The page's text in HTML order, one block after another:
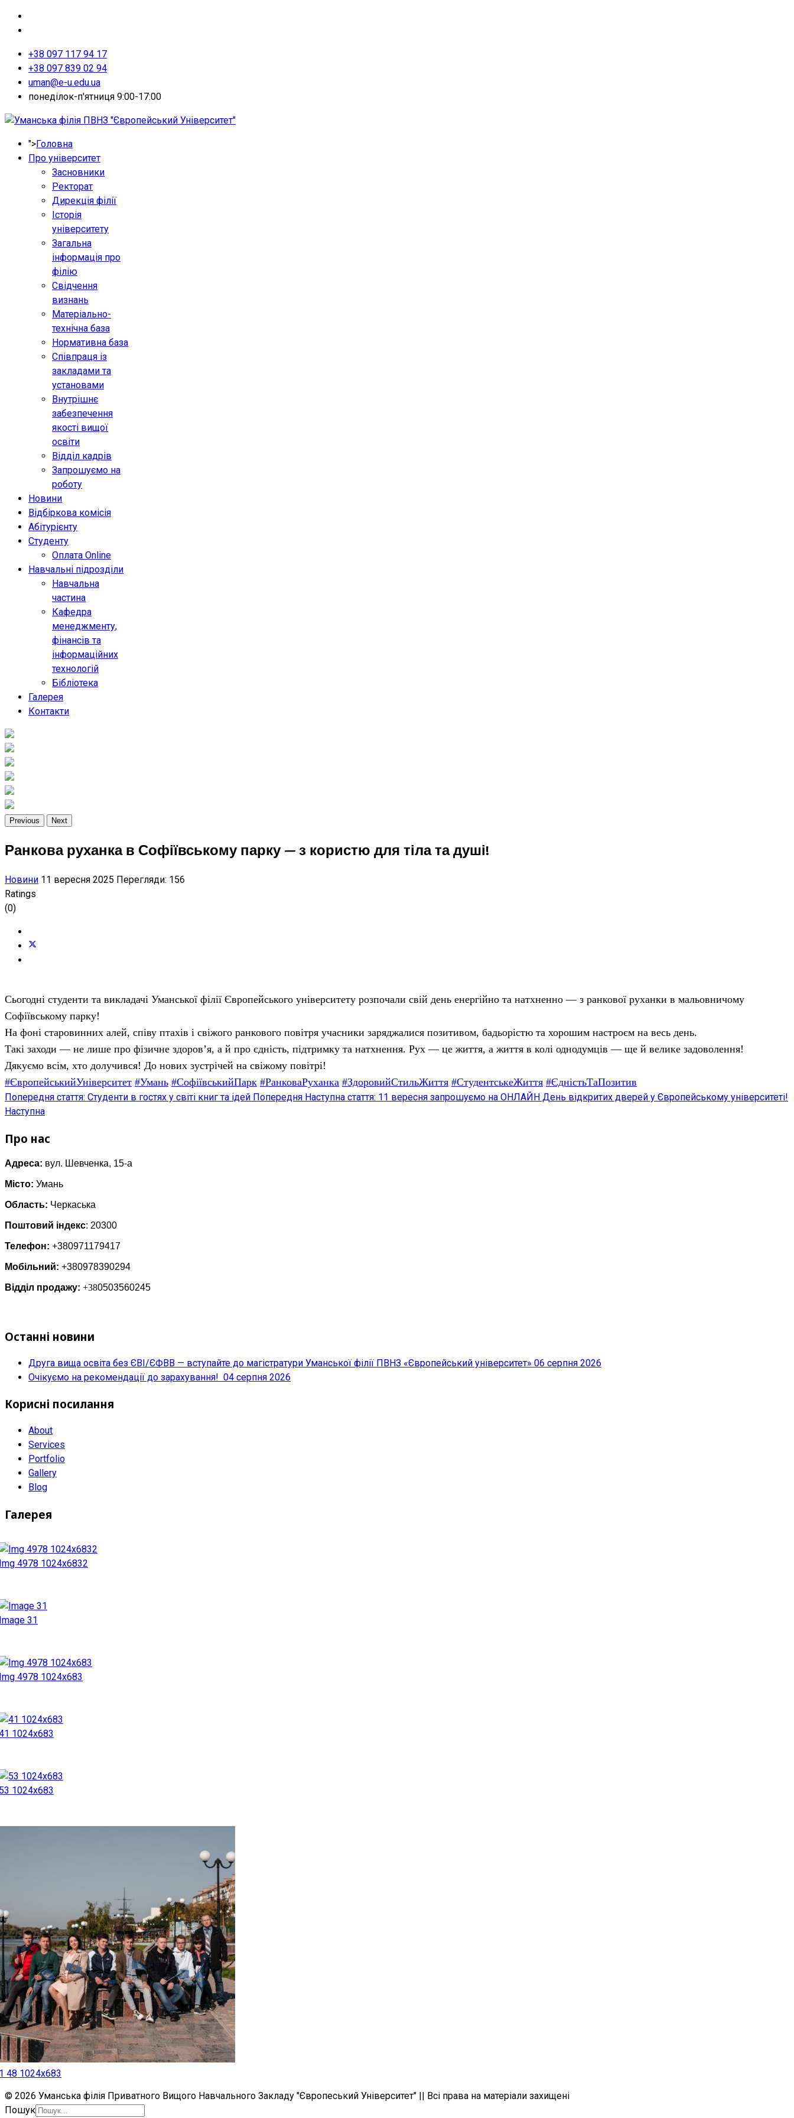
+38 097 117 94 17
+38 097 839 02 94
uman@e-u.edu.ua
понеділок-п'ятниця 9:00-17:00
">Головна
Про університет
Засновники
Ректорат
Дирекція філії
Історія
університету
Загальна
інформація про
філію
Свідчення
визнань
Матеріально-
технічна база
Нормативна база
Співпраця із
закладами та
установами
Внутрішнє
забезпечення
якості вищої
освіти
Відділ кадрів
Запрошуємо на
роботу
Новини
Відбіркова комісія
Абітурієнту
Студенту
Оплата Online
Навчальні підрозділи
Навчальна
частина
Кафедра
менеджменту,
фінансів та
інформаційних
технологій
Бібліотека
Галерея
Контакти
Previous Next
Ранкова руханка в Софіївському парку — з користю для тіла та душі!
Новини 11 вересня 2025 Перегляди: 156
Ratings
(0)
Сьогодні студенти та викладачі Уманської філії Європейського університету розпочали свій день енергійно та натхненно — з ранкової руханки в мальовничому
Софіївському парку!
На фоні старовинних алей, співу птахів і свіжого ранкового повітря учасники заряджалися позитивом, бадьорістю та хорошим настроєм на весь день.
Такі заходи — не лише про фізичне здоров’я, а й про єдність, підтримку та натхнення. Рух — це життя, а життя в колі однодумців — ще й велике задоволення!
Дякуємо всім, хто долучився! До нових зустрічей на свіжому повітрі!
#ЄвропейськийУніверситет #Умань #СофіївськийПарк #РанковаРуханка #ЗдоровийСтильЖиття #СтудентськеЖиття #ЄдністьТаПозитив
Попередня стаття: Студенти в гостях у світі книг та ідей Попередня Наступна стаття: 11 вересня запрошуємо на ОНЛАЙН День відкритих дверей у Європейському університеті!
Наступна
Про нас
Адреса: вул. Шевченка, 15-а
Місто: Умань
Область: Черкаська
Поштовий індекс: 20300
Телефон: +380971179417
Мобільний: +380978390294
Відділ продажу: +380503560245
Останні новини
Друга вища освіта без ЄВІ/ЄФВВ — вступайте до магістратури Уманської філії ПВНЗ «Європейський університет» 06 серпня 2026
Очікуємо на рекомендації до зарахування! 04 серпня 2026
Корисні посилання
About
Services
Portfolio
Gallery
Blog
Галерея
4978 1024x6832
31
4978 1024x683
1024x683
1024x683
48 1024x683
© 2026 Уманська філія Приватного Вищого Навчального Закладу "Європеський Університет" || Всі права на матеріали захищені
Пошук